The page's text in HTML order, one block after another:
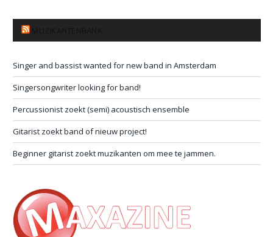
Singer and bassist wanted for new band in Amsterdam
Singersongwriter looking for band!
Percussionist zoekt (semi) acoustisch ensemble
Gitarist zoekt band of nieuw project!
Beginner gitarist zoekt muzikanten om mee te jammen.